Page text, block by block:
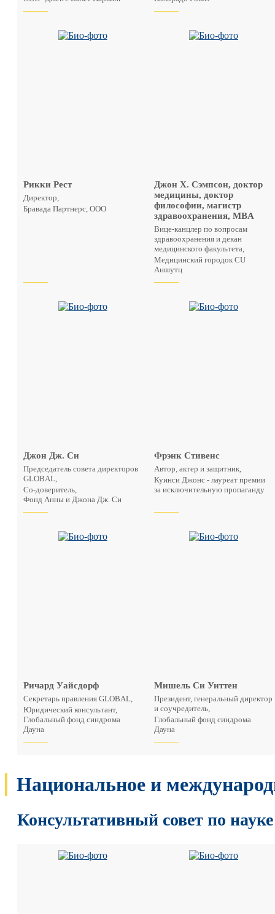
Рикки Рест
Директор,
Бравада Партнерс, ООО
Джон Х. Сэмпсон, доктор
медицины, доктор
философии, магистр
здравоохранения, MBA
Вице-канцлер по вопросам
здравоохранения и декан
медицинского факультета,
Медицинский городок CU
Аншутц
Джон Дж. Си
Председатель совета директоров
GLOBAL,
Со-доверитель,
Фонд Анны и Джона Дж. Си
Фрэнк Стивенс
Автор, актер и защитник,
Куинси Джонс - лауреат премии
за исключительную пропаганду
Ричард Уайсдорф
Секретарь правления GLOBAL,
Юридический консультант,
Глобальный фонд синдрома
Дауна
Мишель Си Уиттен
Президент, генеральный директор
и соучредитель,
Глобальный фонд синдрома
Дауна
Национальное и
Консультативный совет по